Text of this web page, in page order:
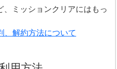
ミッションクリアにはもっ
、解約方法について